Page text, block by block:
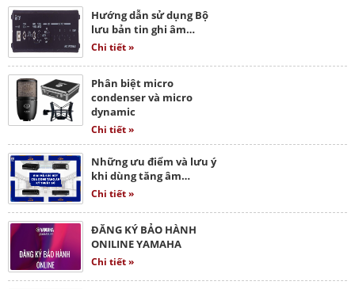
Hướng dẫn sử dụng Bộ
lưu bản tin ghi âm…
Chi tiết »
Phân biệt micro
condenser và micro
dynamic
Chi tiết »
Những ưu điểm và lưu ý
khi dùng tăng âm…
Chi tiết »
ĐĂNG KÝ BẢO HÀNH
ONILINE YAMAHA
Chi tiết »